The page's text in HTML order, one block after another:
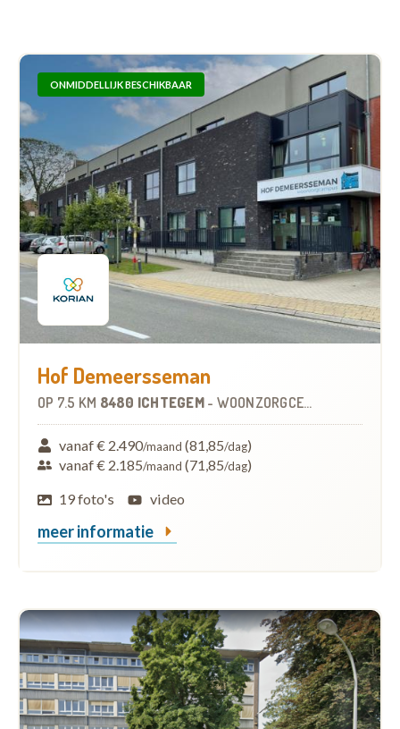
ONMIDDELLIJK BESCHIKBAAR
Hof Demeersseman
OP 7.5 KM 8480 ICHTEGEM - WOONZORGCENTRUM (WZC)
vanaf € 2.490/maand (81,85/dag)
vanaf € 2.185/maand (71,85/dag)
19 foto's
video
meer informatie